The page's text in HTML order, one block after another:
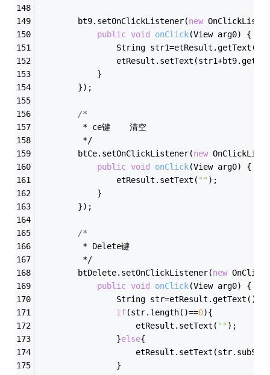
        bt9.setOnClickListener(
new
public void onClick(View arg0)
{
String
			}
		});
/*
         * ce键    清空
         */
        btCe.setOnClickListener(
new
public void onClick(View arg0)
{
				etResult.setText(
"" );
			}
		});
/*
         * Delete键
         */
        btDelete.setOnClickListener(
new
public void onClick(View arg0)
{
String
if(str.length()==0){
					etResult.setText(
"" );
				}
else{
				}